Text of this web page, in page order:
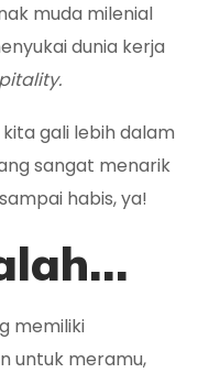
muda milenial
dunia kerja
gali lebih dalam
sangat menarik
habis, ya!
memiliki
untuk meramu,